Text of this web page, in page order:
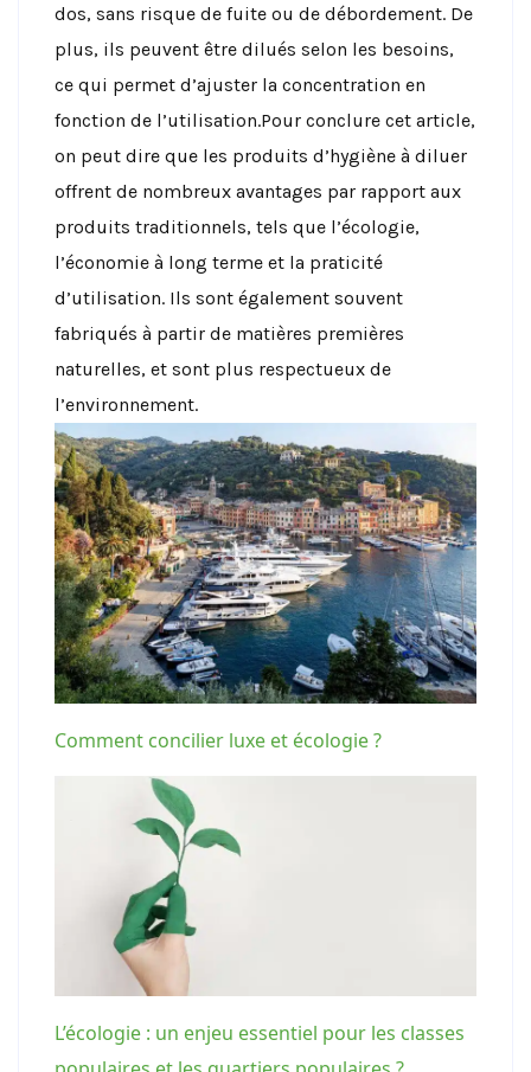
dos, sans risque de fuite ou de débordement. De
plus, ils peuvent être dilués selon les besoins,
ce qui permet d’ajuster la concentration en
fonction de l’utilisation.Pour conclure cet article,
on peut dire que les produits d’hygiène à diluer
offrent de nombreux avantages par rapport aux
produits traditionnels, tels que l’écologie,
l’économie à long terme et la praticité
d’utilisation. Ils sont également souvent
fabriqués à partir de matières premières
naturelles, et sont plus respectueux de
l’environnement.
Comment concilier luxe et écologie ?
L’écologie : un enjeu essentiel pour les classes